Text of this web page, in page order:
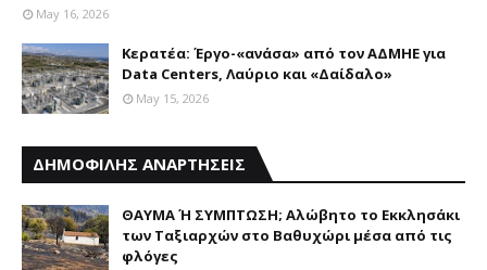
May 16, 2026
Κερατέα: Έργο-«ανάσα» από τον ΑΔΜΗΕ για
Data Centers, Λαύριο και «Δαίδαλο»
May 15, 2026
ΔΗΜΟΦΙΛΗΣ ΑΝΑΡΤΗΣΕΙΣ
ΘΑΥΜΑ Ή ΣΥΜΠΤΩΣΗ; Aλώβητο το Eκκλησάκι
των Tαξιαρχών στο Bαθυχώρι μέσα από τις
φλόγες